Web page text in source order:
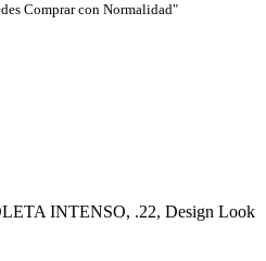
Comprar con Normalidad"
INTENSO, .22, Design Look